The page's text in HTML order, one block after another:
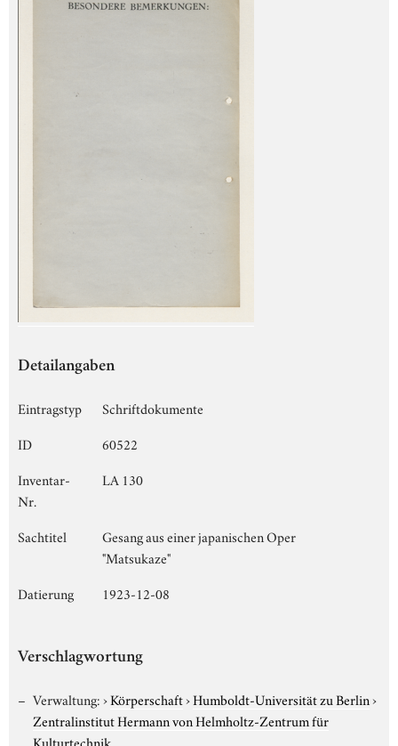
Detailangaben
Eintragstyp
Schriftdokumente
ID
60522
Inventar-
Nr.
LA 130
Sachtitel
Gesang aus einer japanischen Oper
"Matsukaze"
Datierung
1923-12-08
Verschlagwortung
Verwaltung:›Körperschaft›Humboldt-Universität zu Berlin›
Zentralinstitut Hermann von Helmholtz-Zentrum für
Kulturtechnik